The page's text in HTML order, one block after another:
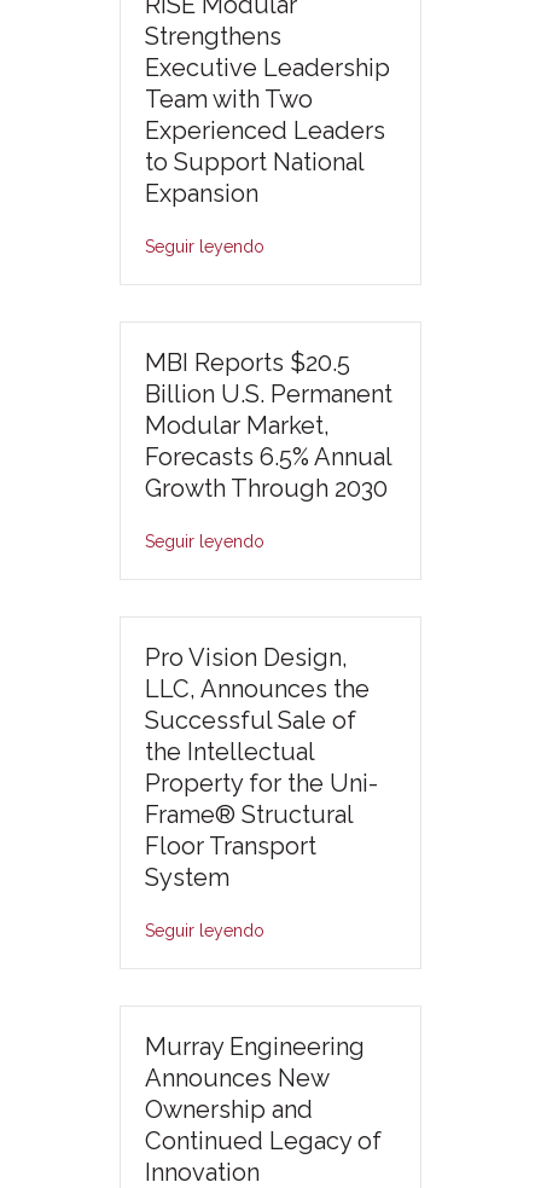
Strengthens
Executive Leadership
Team with Two
Experienced Leaders
to Support National
Expansion
Seguir leyendo
MBI Reports $20.5
Billion U.S. Permanent
Modular Market,
Forecasts 6.5% Annual
Growth Through 2030
Seguir leyendo
Pro Vision Design,
LLC, Announces the
Successful Sale of
the Intellectual
Property for the Uni-
Frame® Structural
Floor Transport
System
Seguir leyendo
Murray Engineering
Announces New
Ownership and
Continued Legacy of
Innovation